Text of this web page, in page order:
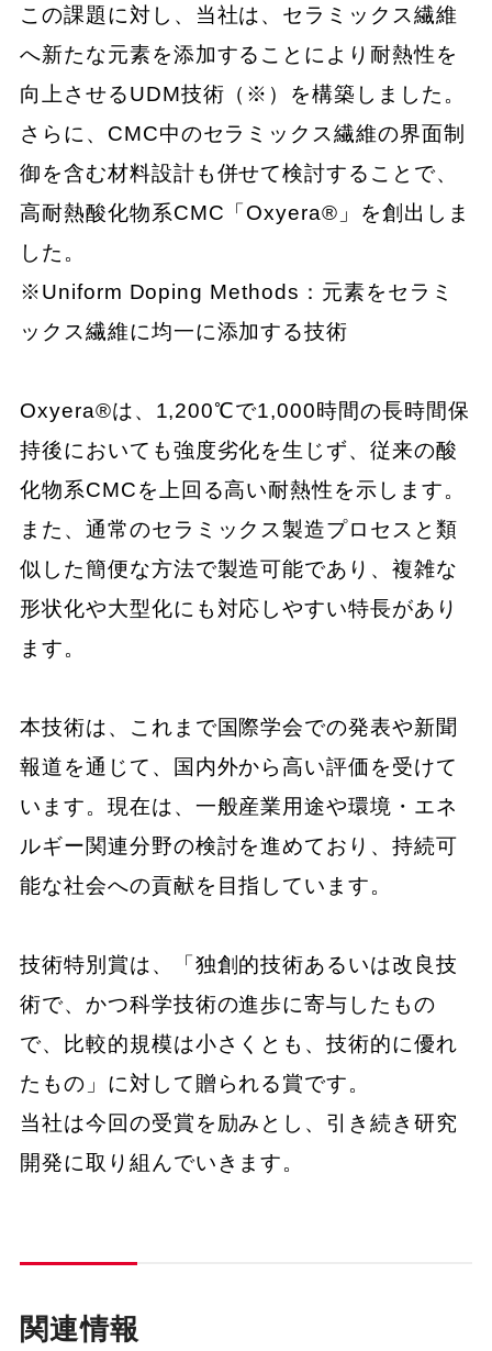
この課題に対し、当社は、セラミックス繊維
へ新たな元素を添加することにより耐熱性を
向上させるUDM技術（※）を構築しました。
さらに、CMC中のセラミックス繊維の界面制
御を含む材料設計も併せて検討することで、
高耐熱酸化物系CMC「Oxyera®」を創出しま
した。
※Uniform Doping Methods：元素をセラミ
ックス繊維に均一に添加する技術
Oxyera®は、1,200℃で1,000時間の長時間保
持後においても強度劣化を生じず、従来の酸
化物系CMCを上回る高い耐熱性を示します。
また、通常のセラミックス製造プロセスと類
似した簡便な方法で製造可能であり、複雑な
形状化や大型化にも対応しやすい特長があり
ます。
本技術は、これまで国際学会での発表や新聞
報道を通じて、国内外から高い評価を受けて
います。現在は、一般産業用途や環境・エネ
ルギー関連分野の検討を進めており、持続可
能な社会への貢献を目指しています。
技術特別賞は、「独創的技術あるいは改良技
術で、かつ科学技術の進歩に寄与したもの
で、比較的規模は小さくとも、技術的に優れ
たもの」に対して贈られる賞です。
当社は今回の受賞を励みとし、引き続き研究
開発に取り組んでいきます。
関連情報